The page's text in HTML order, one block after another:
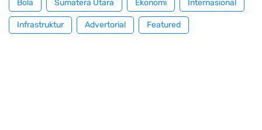
Bola Sumatera Utara Ekonomi Internasional
Infrastruktur Advertorial Featured